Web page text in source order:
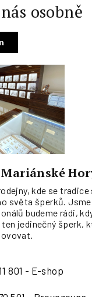
osobně
kde se tradice
světa šperků.
budeme rádi,
jedinečný šperk,
801 - E-shop